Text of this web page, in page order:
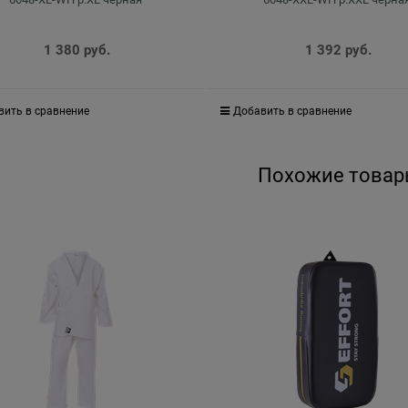
1 380 руб.
в сравнение
1 392 руб.
Добавить в сравнение
Похожие